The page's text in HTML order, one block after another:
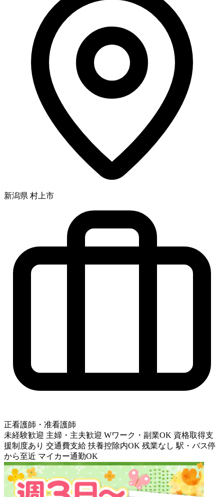
新潟県 村上市
正看護師・准看護師
未経験歓迎 主婦・主夫歓迎 Wワーク・副業OK 資格取得支
援制度あり 交通費支給 扶養控除内OK 残業なし 駅・バス停
から至近 マイカー通勤OK